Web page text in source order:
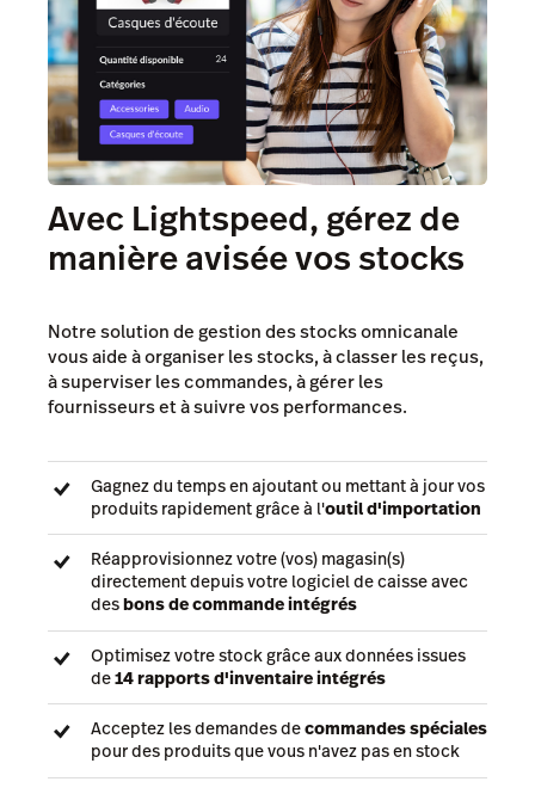
Avec Lightspeed, gérez de
manière avisée vos stocks
Notre solution de gestion des stocks omnicanale
vous aide à organiser les stocks, à classer les reçus,
à superviser les commandes, à gérer les
fournisseurs et à suivre vos performances.
Gagnez du temps en ajoutant ou mettant à jour vos
produits rapidement grâce à l'outil d'importation
Réapprovisionnez votre (vos) magasin(s)
directement depuis votre logiciel de caisse avec
desbons de commande intégrés
Optimisez votre stock grâce aux données issues
de14 rapports d'inventaire intégrés
Acceptez les demandes decommandes spéciales
pour des produits que vous n'avez pas en stock